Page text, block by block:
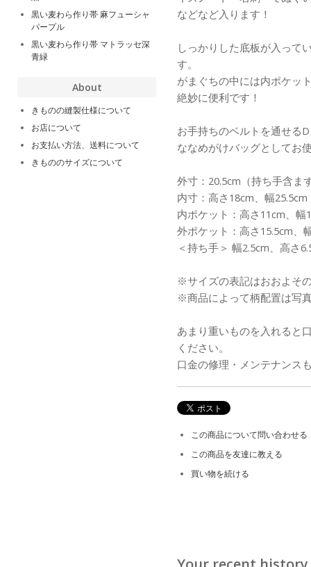
などなど入ります！
しっかりした底板が入って
す。
がまぐちの中には内ポケッ
絶妙に便利です！
お手持ちのベルトを通せる
ななめがけバッグとしてお
外寸：20.5cm（持ち手含ま
内寸：高さ18cm、幅25.5cm
内ポケット：高さ11cm、幅
外ポケット：高さ15.5cm、
＜持ち手＞ 幅2.5cm、高さ
※サイズの表記はおおよそ
※商品によって柄配置は写
あまり重いものを入れると
ください。
口金の修理・メンテナンス
この商品について問い合わせる
この商品を友達に教える
買い物を続ける
黒い麦わら作り帯 麻フューシャ
パープル
黒い麦わら作り帯 マトラッセ深
青緑
About
きものの縫製仕様について
お店について
お支払い方法、送料について
きもののサイズについて